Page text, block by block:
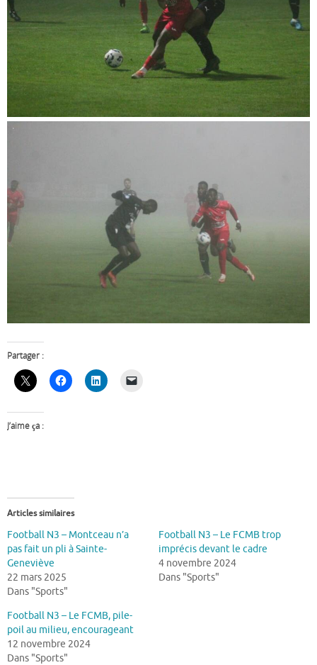
Partager :
J’aime ça :
Articles similaires
Football N3 – Montceau n’a
pas fait un pli à Sainte-
Geneviève
22 mars 2025
Dans "Sports"
Football N3 – Le FCMB trop
imprécis devant le cadre
4 novembre 2024
Dans "Sports"
Football N3 – Le FCMB, pile-
poil au milieu, encourageant
12 novembre 2024
Dans "Sports"